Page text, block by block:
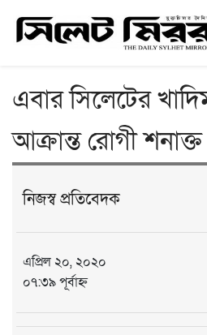
এবার সিলেটের
আক্রান্ত রোগী শনাক্ত
নিজস্ব প্রতিবেদক
এপ্রিল ২০, ২০২০
০৭:৩৯ পূর্বাহ্ন